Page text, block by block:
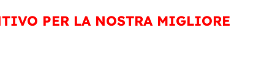
PER LA NOSTRA MIGLIORE